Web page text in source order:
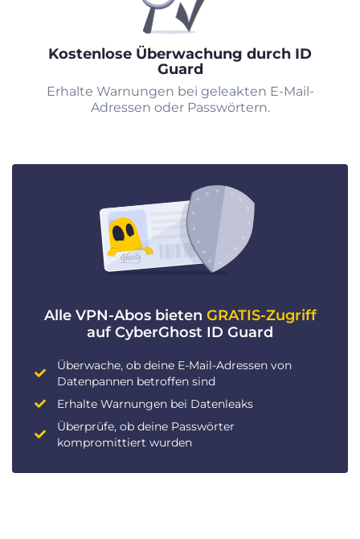
Kostenlose Überwachung durch ID
Guard
Erhalte Warnungen bei geleakten E-Mail-
Adressen oder Passwörtern.
Alle VPN-Abos bieten GRATIS-Zugriff
auf CyberGhost ID Guard
Überwache, ob deine E-Mail-Adressen von
Datenpannen betroffen sind
Erhalte Warnungen bei Datenleaks
Überprüfe, ob deine Passwörter
kompromittiert wurden